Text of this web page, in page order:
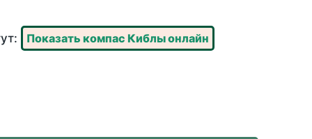
Показать компас Киблы онлайн